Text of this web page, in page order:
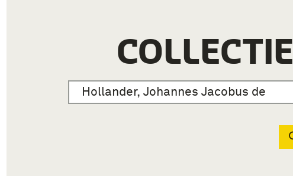
COLLECTIE